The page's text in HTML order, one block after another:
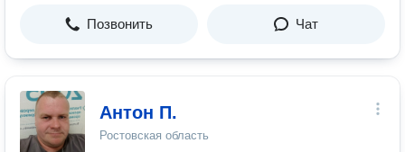
Позвонить Чат
Антон П.
Ростовская область